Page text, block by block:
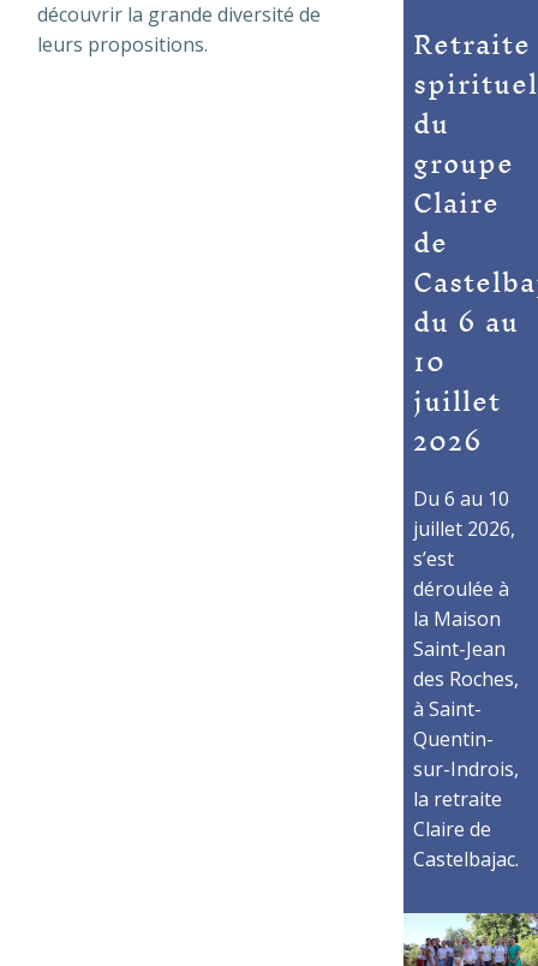
découvrir la grande diversité de
leurs propositions.
Retraite
du
groupe
Claire
de
du 6 au
10
juillet
2026
Du 6 au 10
juillet 2026,
s’est
déroulée à
la Maison
Saint-Jean
des Roches,
à Saint-
Quentin-
sur-Indrois,
la retraite
Claire de
Castelbajac.